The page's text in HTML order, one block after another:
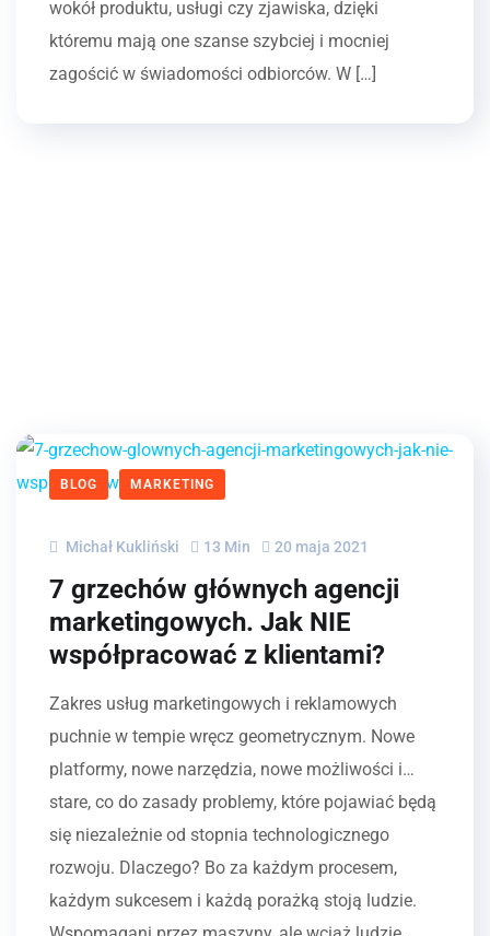
wokół produktu, usługi czy zjawiska, dzięki
któremu mają one szanse szybciej i mocniej
zagościć w świadomości odbiorców. W […]
BLOG MARKETING
Michał Kukliński 13 Min 20 maja 2021
7 grzechów głównych agencji
marketingowych. Jak NIE
współpracować z klientami?
Zakres usług marketingowych i reklamowych
puchnie w tempie wręcz geometrycznym. Nowe
platformy, nowe narzędzia, nowe możliwości i…
stare, co do zasady problemy, które pojawiać będą
się niezależnie od stopnia technologicznego
rozwoju. Dlaczego? Bo za każdym procesem,
każdym sukcesem i każdą porażką stoją ludzie.